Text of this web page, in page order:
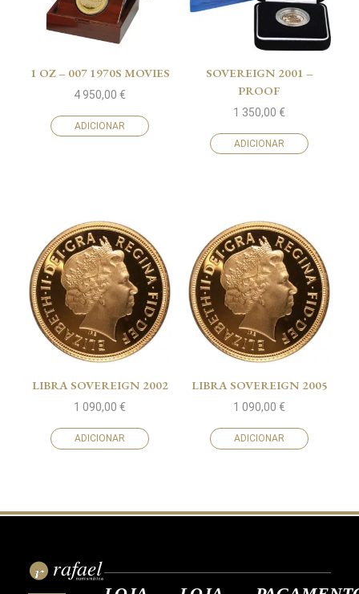
1 OZ – 007 1970S MOVIES
4 950,00 €
ADICIONAR
SOVEREIGN 2001 –
PROOF
1 350,00 €
ADICIONAR
LIBRA SOVEREIGN 2002
1 090,00 €
ADICIONAR
LIBRA SOVEREIGN 2005
1 090,00 €
ADICIONAR